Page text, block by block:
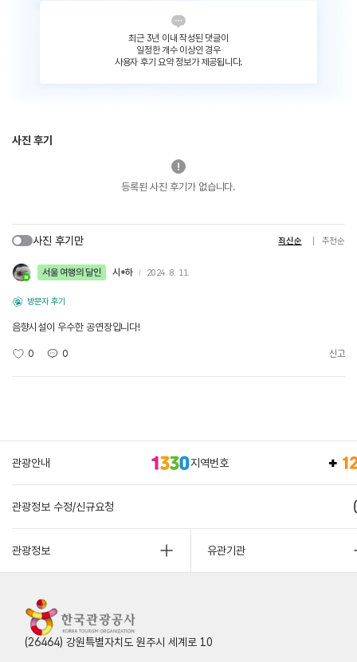
최근 3년 이내 작성된 댓글이
일정한 개수 이상인 경우
사용자 후기 요약 정보가 제공됩니다.
사진 후기
등록된 사진 후기가 없습니다.
사진 후기만 최신순 추천순
서울 여행의 달인 시*하 2024. 8. 11.
방문자 후기
음향시설이 우수한 공연장입니다!
0 0 신고
관광안내 지역번호
관광정보 수정/신규요청
관광정보 유관기관
(26464) 강원특별자치도 원주시 세계로 10